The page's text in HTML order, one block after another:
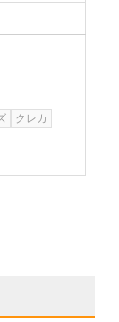
クレカ